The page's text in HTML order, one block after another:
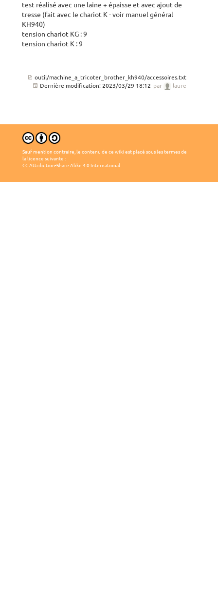
test réalisé avec une laine + épaisse et avec ajout de
tresse (fait avec le chariot K - voir manuel général
KH940)
tension chariot KG : 9
tension chariot K : 9
outil/machine_a_tricoter_brother_kh940/accessoires.txt
Dernière modification: 2023/03/29 18:12 par laure
Sauf mention contraire, le contenu de ce wiki est placé sous les termes de
la licence suivante :
CC Attribution-Share Alike 4.0 International